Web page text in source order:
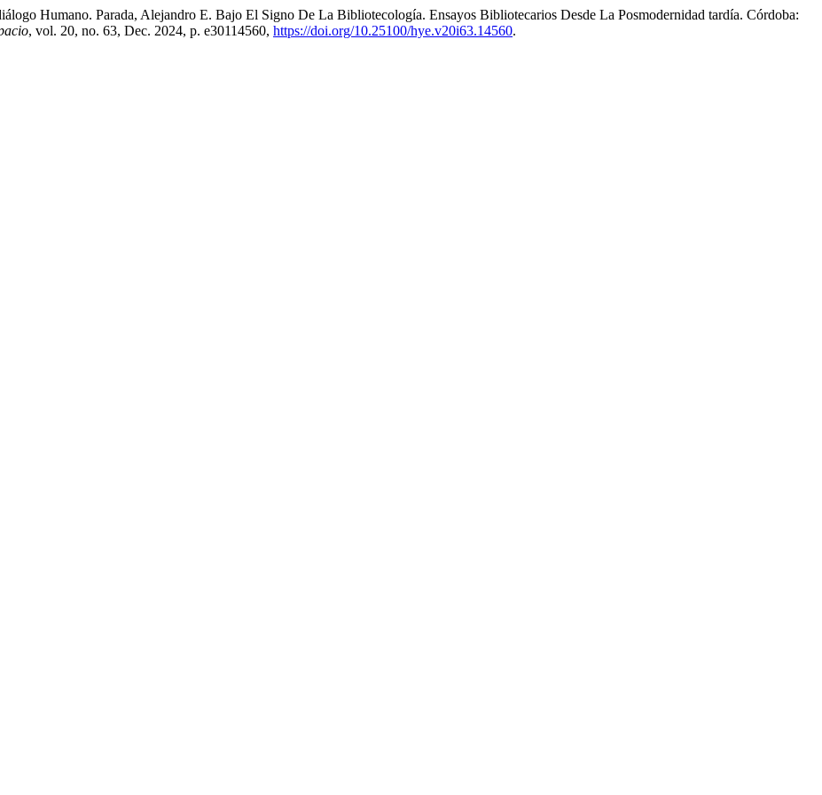
Humano. Parada, Alejandro E. Bajo El Signo De La Bibliotecología. Ensayos Bibliotecarios Desde La Posmodernidad tardía. Córdoba:
, vol. 20, no. 63, Dec. 2024, p. e30114560, https://doi.org/10.25100/hye.v20i63.14560.